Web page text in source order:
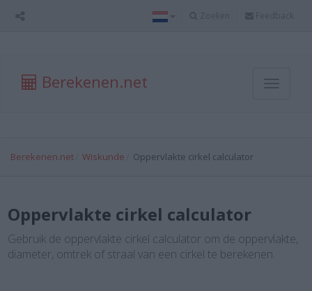
Berekenen.net
Toggle
Berekenen.net Wiskunde Oppervlakte cirkel calculator
Oppervlakte cirkel calculator
Gebruik de oppervlakte cirkel calculator om de oppervlakte,
diameter, omtrek of straal van een cirkel te berekenen.